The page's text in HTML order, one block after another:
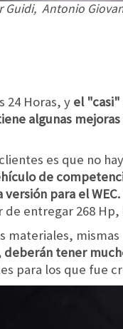
Antonio
24 Horas, y el
algunas mejoras
es que no
de
para el WEC.
entregar 268 Hp,
materiales,
tener
para los que fue